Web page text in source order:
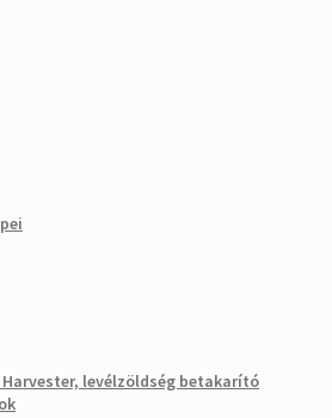
levélzöldség betakarító